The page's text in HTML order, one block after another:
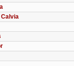
Calvia